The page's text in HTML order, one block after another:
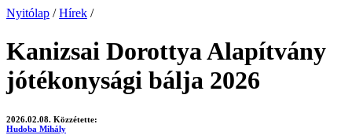
Nyitólap / Hírek /
Kanizsai Dorottya Alapítvány
jótékonysági bálja 2026
2026.02.08. Közzétette:
Hudoba Mihály